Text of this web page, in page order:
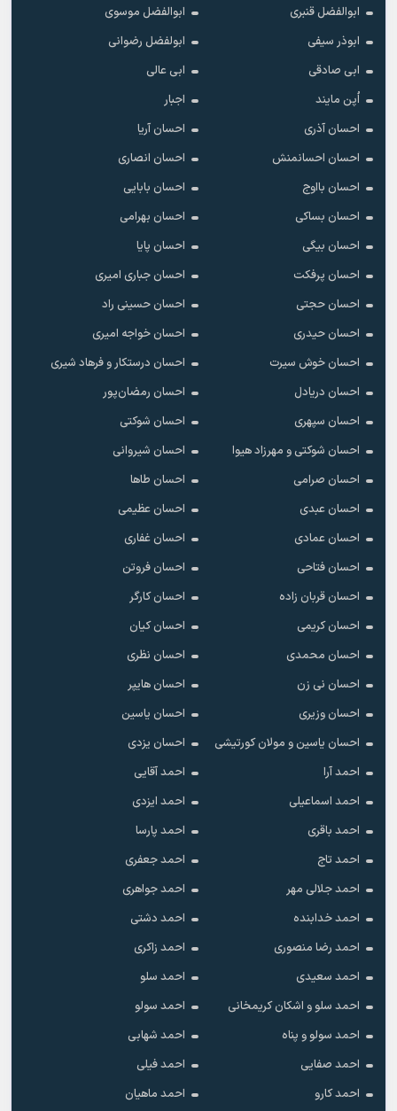
ابوالفضل قنبری
ابوالفضل موسوی
ابوذر سیفی
ابولفضل رضوانی
ابی صادقی
ابی عالی
اُپن مایند
اجبار
احسان آذری
احسان آریا
احسان احسانمنش
احسان انصاری
احسان بااوج
احسان بابایی
احسان بساکی
احسان بهرامی
احسان بیگی
احسان پایا
احسان پرفکت
احسان جباری امیری
احسان حجتی
احسان حسینی راد
احسان حیدری
احسان خواجه امیری
احسان خوش سیرت
احسان درستکار و فرهاد شیرى
احسان دریادل
احسان رمضان‌پور
احسان سپهری
احسان شوکتی
احسان شوکتی و مهرزاد هیوا
احسان شیروانی
احسان صرامی
احسان طاها
احسان عبدی
احسان عظیمی
احسان عمادی
احسان غفاری
احسان فتاحی
احسان فروتن
احسان قربان زاده
احسان کارگر
احسان کریمی
احسان کیان
احسان محمدی
احسان نظری
احسان نی زن
احسان هایپر
احسان وزیری
احسان یاسین
احسان یاسین و مولان کورتیشی
احسان یزدی
احمد آرا
احمد آقایی
احمد اسماعیلی
احمد ایزدی
احمد باقری
احمد پارسا
احمد تاج
احمد جعفری
احمد جلالی مهر
احمد جواهری
احمد خدابنده
احمد دشتی
احمد رضا منصوری
احمد زاکری
احمد سعیدی
احمد سلو
احمد سلو و اشکان کریمخانی
احمد سولو
احمد سولو و پناه
احمد شهابی
احمد صفایی
احمد فیلی
احمد کارو
احمد ماهیان